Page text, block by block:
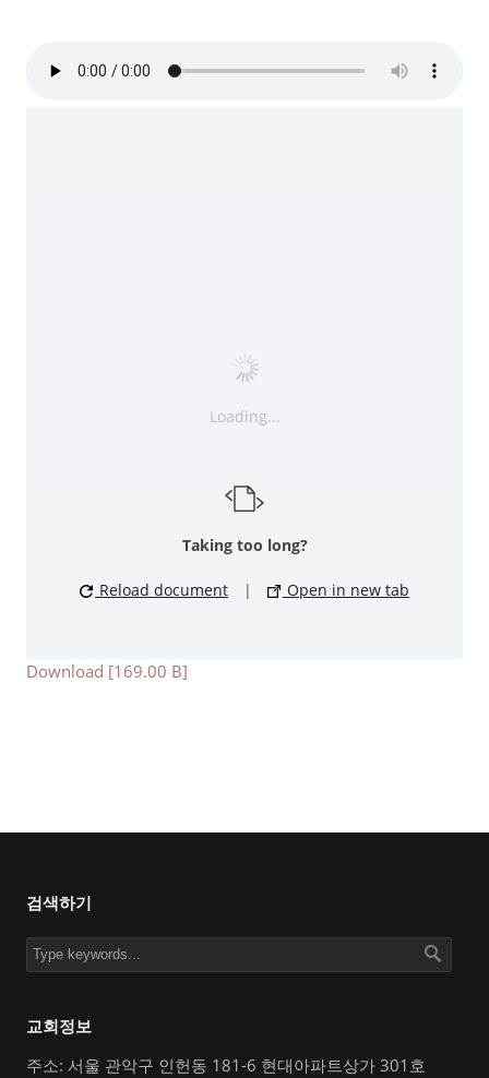
Loading...
Taking too long?
Reload document | Open in new tab
Download [169.00 B]
검색하기
교회정보
주소: 서울 관악구 인헌동 181-6 현대아파트상가 301호